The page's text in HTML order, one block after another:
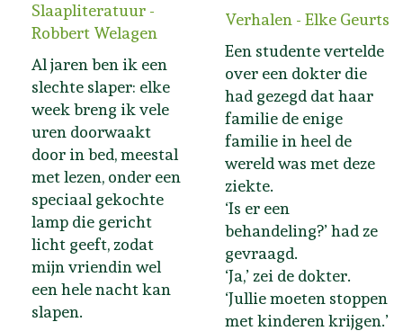
Slaapliteratuur -
Robbert Welagen
Al jaren ben ik een
slechte slaper: elke
week breng ik vele
uren doorwaakt
door in bed, meestal
met lezen, onder een
speciaal gekochte
lamp die gericht
licht geeft, zodat
mijn vriendin wel
een hele nacht kan
slapen.
Verhalen - Elke Geurts
Een studente vertelde
over een dokter die
had gezegd dat haar
familie de enige
familie in heel de
wereld was met deze
ziekte.
‘Is er een
behandeling?’ had ze
gevraagd.
‘Ja,’ zei de dokter.
‘Jullie moeten stoppen
met kinderen krijgen.’